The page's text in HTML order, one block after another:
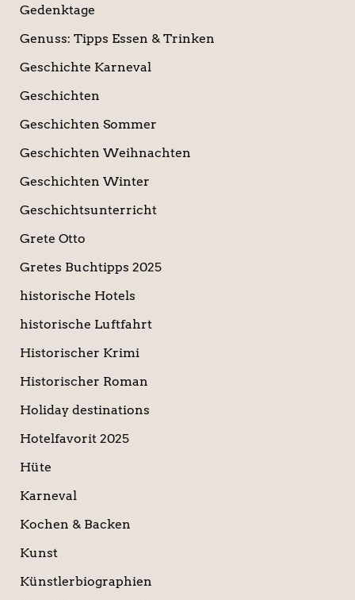
Gedenktage
Genuss: Tipps Essen & Trinken
Geschichte Karneval
Geschichten
Geschichten Sommer
Geschichten Weihnachten
Geschichten Winter
Geschichtsunterricht
Grete Otto
Gretes Buchtipps 2025
historische Hotels
historische Luftfahrt
Historischer Krimi
Historischer Roman
Holiday destinations
Hotelfavorit 2025
Hüte
Karneval
Kochen & Backen
Kunst
Künstlerbiographien